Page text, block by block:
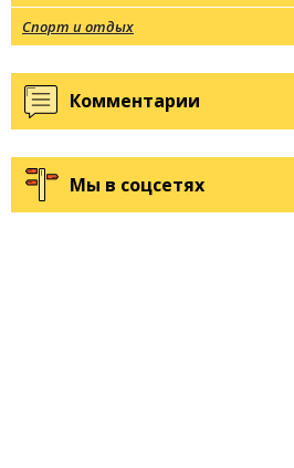
Спорт и отдых
Комментарии
Мы в соцсетях